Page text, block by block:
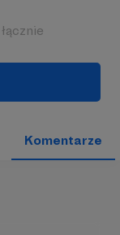
łącznie
Komentarze